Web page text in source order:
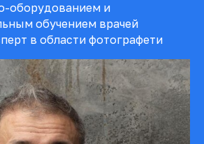
оборудованием и
обучением врачей
в области фотографети
ОГРАНИЧЕНО!
МЕСТ
в формате
поэтому группа
Следующий
фотографии
раньше осени